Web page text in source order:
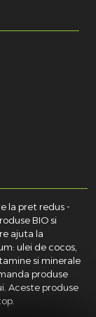
la pret redus -
BIO si
ajuta la
ulei de cocos,
si minerale
produse
Aceste produse